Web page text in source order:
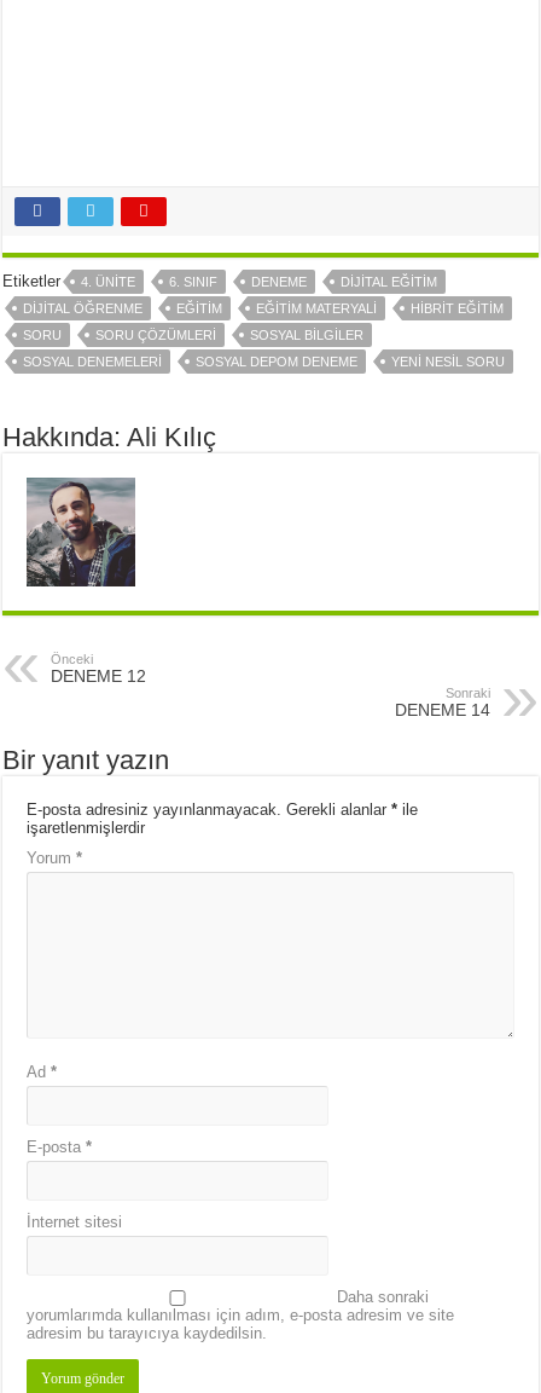
Etiketler 4. ÜNİTE 6. SINIF DENEME
DİJİTAL EĞİTİM
DİJİTAL ÖĞRENME
EĞİTİM EĞİTİM MATERYALİ
HİBRİT EĞİTİM
SORU
SORU ÇÖZÜMLERİ
SOSYAL BİLGİLER
SOSYAL DENEMELERİ
SOSYAL DEPOM DENEME YENİ NESİL SORU
Hakkında: Ali Kılıç
Önceki
DENEME 12
Sonraki
DENEME 14
Bir yanıt yazın
E-posta adresiniz yayınlanmayacak. Gerekli alanlar* ile
işaretlenmişlerdir
Yorum*
Ad*
E-posta*
İnternet sitesi
Daha sonraki
yorumlarımda kullanılması için adım, e-posta adresim ve site
adresim bu tarayıcıya kaydedilsin.